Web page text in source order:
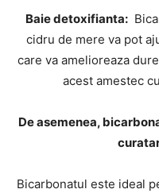
Baie detoxifianta:
cidru de mere va pot
care va amelioreaza
acest amestec
De asemenea,
Bicarbonatul este ideal